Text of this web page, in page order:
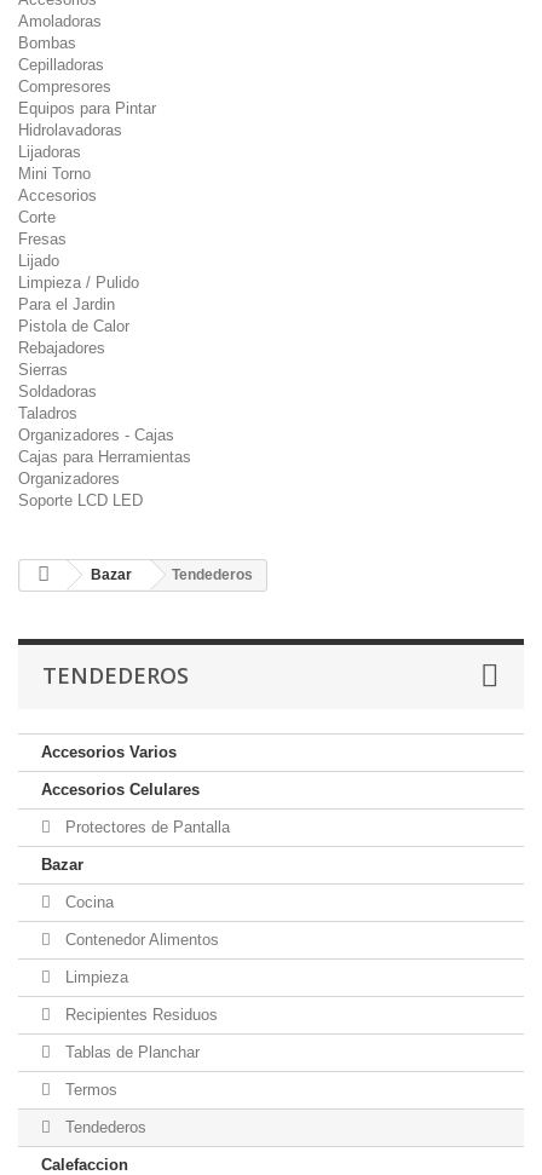
Amoladoras
Bombas
Cepilladoras
Compresores
Equipos para Pintar
Hidrolavadoras
Lijadoras
Mini Torno
Accesorios
Corte
Fresas
Lijado
Limpieza / Pulido
Para el Jardin
Pistola de Calor
Rebajadores
Sierras
Soldadoras
Taladros
Organizadores - Cajas
Cajas para Herramientas
Organizadores
Soporte LCD LED
Bazar Tendederos
TENDEDEROS
Accesorios Varios
Accesorios Celulares
Protectores de Pantalla
Bazar
Cocina
Contenedor Alimentos
Limpieza
Recipientes Residuos
Tablas de Planchar
Termos
Tendederos
Calefaccion